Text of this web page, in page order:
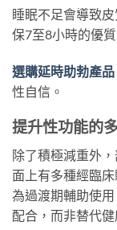
睡眠不足會導致
保7至8小時的優
選購延時助勃產品
性自信。
提升性功能的
除了積極減重外
面上有多種經臨
為過渡期輔助使
配合，而非替代健